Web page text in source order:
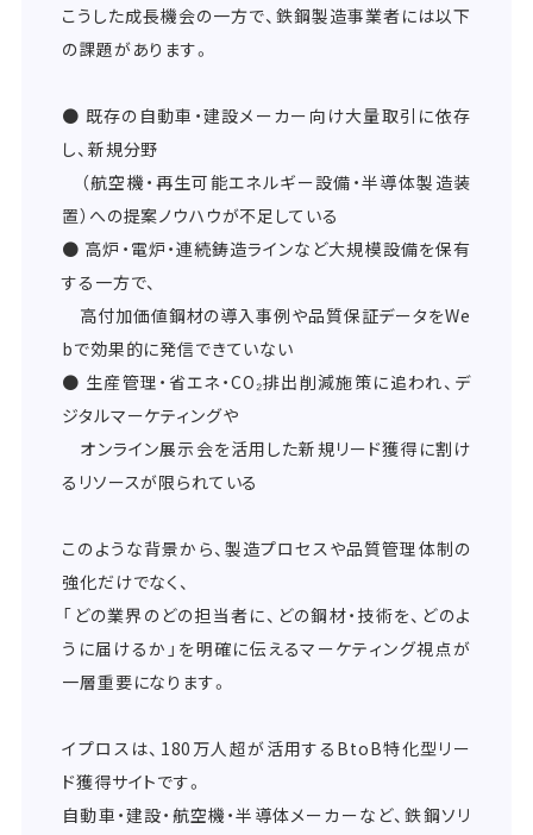
こうした成長機会の一方で、鉄鋼製造事業者には以下
の課題があります。
● 既存の自動車・建設メーカー向け大量取引に依存
し、新規分野
（航空機・再生可能エネルギー設備・半導体製造装
置）への提案ノウハウが不足している
● 高炉・電炉・連続鋳造ラインなど大規模設備を保有
する一方で、
高付加価値鋼材の導入事例や品質保証データをWe
bで効果的に発信できていない
● 生産管理・省エネ・CO₂排出削減施策に追われ、デ
ジタルマーケティングや
オンライン展示会を活用した新規リード獲得に割け
るリソースが限られている
このような背景から、製造プロセスや品質管理体制の
強化だけでなく、
「どの業界のどの担当者に、どの鋼材・技術を、どのよ
うに届けるか」を明確に伝えるマーケティング視点が
一層重要になります。
イプロスは、180万人超が活用するBtoB特化型リー
ド獲得サイトです。
自動車・建設・航空機・半導体メーカーなど、鉄鋼ソリ